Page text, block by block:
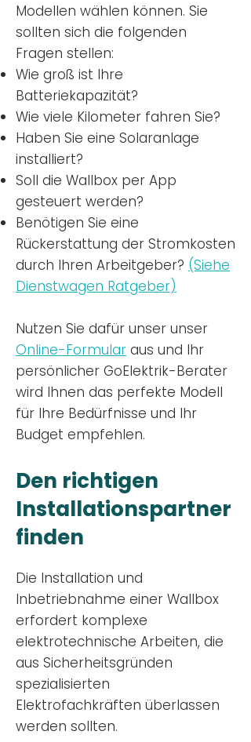
Modellen wählen können. Sie
sollten sich die folgenden
Fragen stellen:
Wie groß ist Ihre
Batteriekapazität?
Wie viele Kilometer fahren Sie?
Haben Sie eine Solaranlage
installiert?
Soll die Wallbox per App
gesteuert werden?
Benötigen Sie eine
Rückerstattung der Stromkosten
durch Ihren Arbeitgeber? (Siehe
Dienstwagen Ratgeber)
Nutzen Sie dafür unser unser
Online-Formular aus und Ihr
persönlicher GoElektrik-Berater
wird Ihnen das perfekte Modell
für Ihre Bedürfnisse und Ihr
Budget empfehlen.
Den richtigen
Installationspartner
finden
Die Installation und
Inbetriebnahme einer Wallbox
erfordert komplexe
elektrotechnische Arbeiten, die
aus Sicherheitsgründen
spezialisierten
Elektrofachkräften überlassen
werden sollten.